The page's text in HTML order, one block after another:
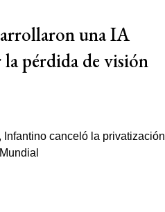
una IA
pérdida de visión